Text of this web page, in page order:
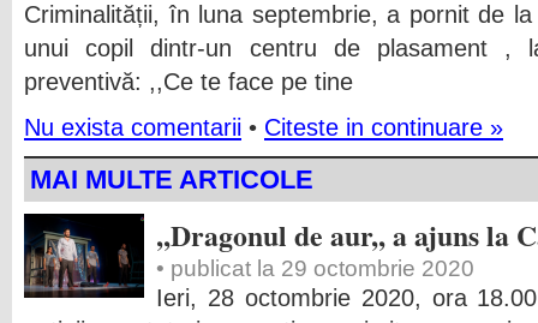
Criminalității, în luna septembrie, a pornit de
unui copil dintr-un centru de plasament ,
preventivă: ,,Ce te face pe tine
Nu exista comentarii • Citeste in continuare »
MAI MULTE ARTICOLE
,,Dragonul de aur,, a ajuns la
• publicat la 29 octombrie 2020
Ieri, 28 octombrie 2020, ora